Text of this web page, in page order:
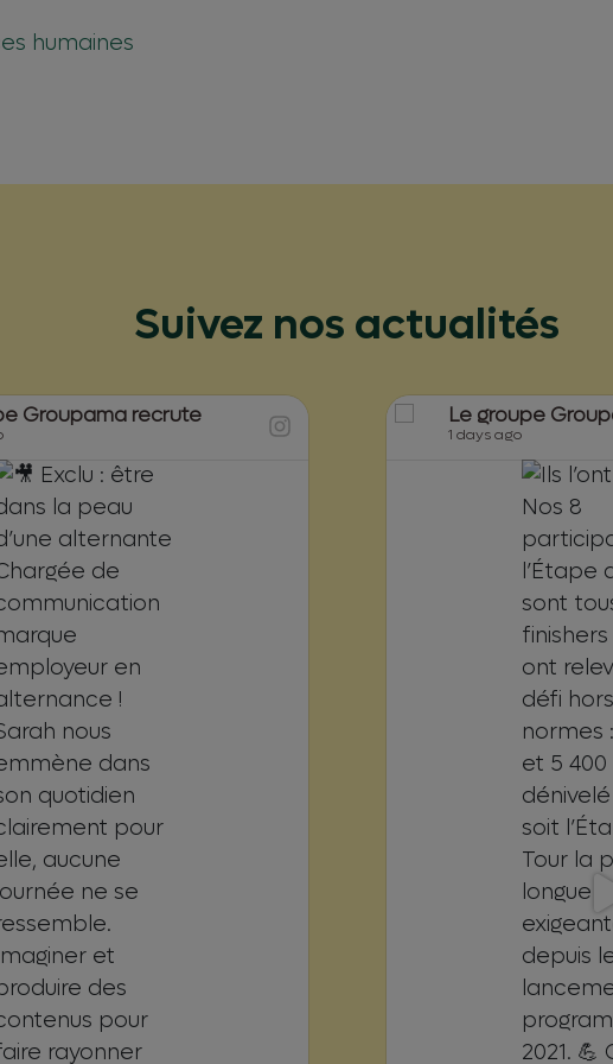
humaines
Suivez nos actualités
Groupama recrute Le groupe
1 days ago